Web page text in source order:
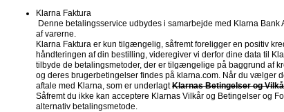
Klarna Faktura
af varerne.
Klarna Faktura er kun tilgængelig, såfremt foreligger en positiv
håndteringen af din bestilling, videregiver vi derfor dine data til
tilbyde de betalingsmetoder, der er tilgængelige på baggrund af
og deres brugerbetingelser findes på klarna.com. Når du vælger
aftale med Klarna, som er underlagt Klarnas Betingelser og
Såfremt du ikke kan acceptere Klarnas Vilkår og Betingelser og
alternativ betalingsmetode.